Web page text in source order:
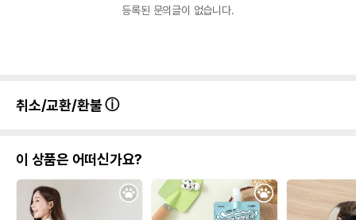
등록된 문의글이 없습니다.
취소/교환/환불
이 상품은 어떠신가요?